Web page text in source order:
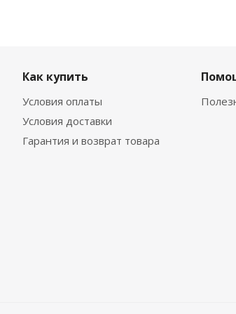
Как купить
Условия оплаты
Условия доставки
Гарантия и возврат товара